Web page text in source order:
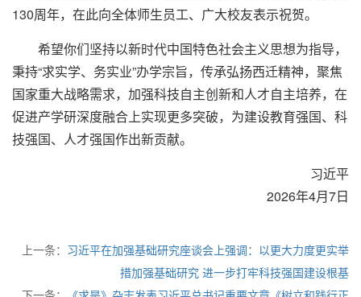
130周年，在此向全体师生员工、广大校友表示祝贺。
希望你们坚持以新时代中国特色社会主义思想为指导，
秉持“求实学、务实业”办学宗旨，传承弘扬西迁精神，聚焦
国家重大战略需求，加强科技自主创新和人才自主培养，在
促进产学研深度融合上实现更多突破，为建设教育强国、科
技强国、人才强国作出新贡献。
习近平
2026年4月7日
上一条： 习近平在加强基础研究座谈会上强调：以更大力度更实举
措加强基础研究 进一步打牢科技强国建设根基